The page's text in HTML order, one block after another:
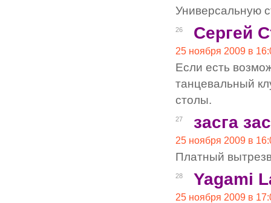
Универсальную
26 Сергей
25 ноября 2009 в
Если есть
танцевальный
столы.
27 засга
25 ноября 2009 в
Платный
28 Yagami
25 ноября 2009 в